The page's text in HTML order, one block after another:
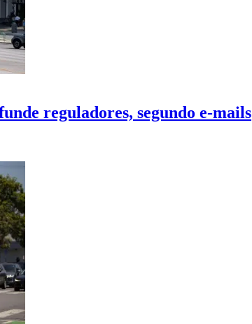
reguladores, segundo e-mails